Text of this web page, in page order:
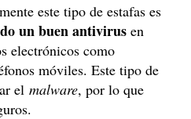
este tipo de estafas es
un buen antivirus en
electrónicos como
móviles. Este tipo de
el malware, por lo que